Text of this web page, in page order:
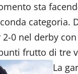
sta
categoria.
0 nel derby
frutto di tre
La